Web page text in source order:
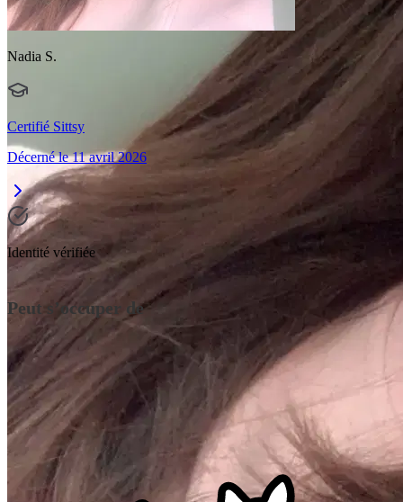
Nadia S.
Certifié Sittsy
Décerné le 11 avril 2026
Identité vérifiée
Peut s’occuper de